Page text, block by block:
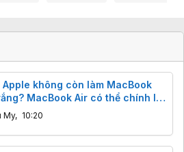
Apple không còn làm MacBook
MacBook Air có thể chính là
My, 10:20